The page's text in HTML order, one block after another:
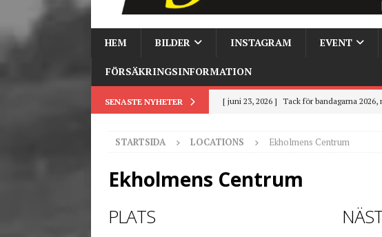
HEM BILDER INSTAGRAM EVENT
FÖRSÄKRINGSINFORMATION
SENASTE NYHETER [ juni 23, 2026 ] Tack för bandagarna
[ mars 19, 2026 ] Trygghet på våra
[ mars 9, 2026 ]
STARTSIDA LOCATIONS Ekholmens Centrum
Ekholmens Centrum
PLATS